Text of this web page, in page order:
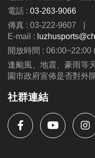
電話 : 03-263-9066
傳真 : 03-222-9607
|
E-mail :
開放時間 : 06:00~22:00
逢颱風、地震、豪雨等
園市政府宣佈是否對外
社群連結